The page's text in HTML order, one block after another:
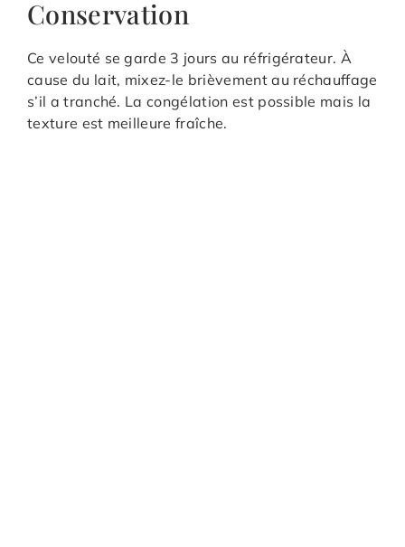
Conservation
Ce velouté se garde 3 jours au réfrigérateur. À
cause du lait, mixez-le brièvement au réchauffage
s’il a tranché. La congélation est possible mais la
texture est meilleure fraîche.